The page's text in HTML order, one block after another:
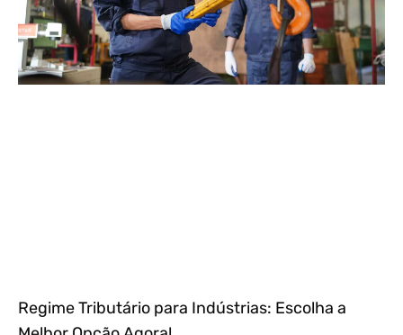
Regime Tributário para Indústrias: Escolha a